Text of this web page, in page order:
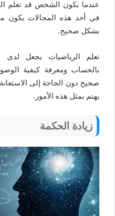
عندما يكون الشخص قد تعلم
في أحد هذه المجالات يكون
بشكل صحيح.
تعلم الرياضيات يجعل
بالحساب ومعرفة كيفية
صحيح دون الحاجة إلى
يهتم بمثل هذه الأمور.
زيادة الحكمة